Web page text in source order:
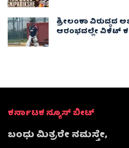
ಶ್ರೀಲಂಕಾ ವಿರುದ್ಧದ
ಆರಂಭದಲ್ಲೇ ವಿಕೆಟ್
ಕರ್ನಾಟಕ ನ್ಯೂಸ್ ಬೀಟ್
ಬಂಧು ಮಿತ್ರರೇ ನಮಸ್ತೇ,